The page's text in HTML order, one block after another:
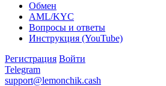
Обмен
AML/KYC
Вопросы и ответы
Инструкция (YouTube)
Регистрация Войти
Telegram
support@lemonchik.cash